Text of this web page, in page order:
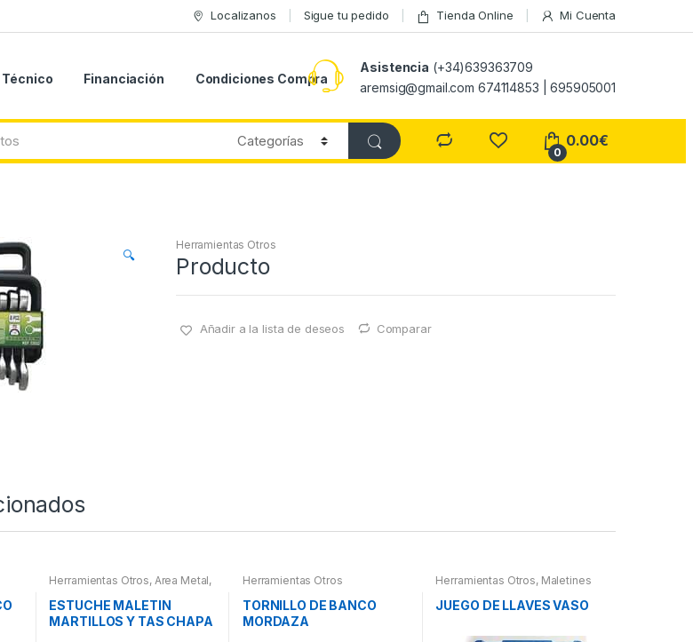
Localizanos Sigue tu pedido Tienda Online Mi Cuenta
Financiación Condiciones Compra
Asistencia (+34)639363709
aremsig@gmail.com 674114853 | 695905001
0
0.00€
🔍
Herramientas Otros
Producto
Añadir a la lista de deseos Comparar
Herramientas Otros, Area Metal,
Pintura,Maletines Herramientas,
Extractores, Compresímetros,
otros
ESTUCHE MALETIN
MARTILLOS Y TAS CHAPA
Herramientas Otros
TORNILLO DE BANCO
MORDAZA
Herramientas Otros, Maletines
Compresímetros, otros
JUEGO DE LLAVES VASO